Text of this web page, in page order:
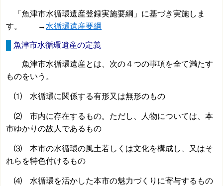
「魚津市水循環遺産登録実施要綱」に基づき実施しま
す。 → 水循環遺産要綱
魚津市水循環遺産の定義
魚津市水循環遺産とは、次の４つの事項を全て満たす
ものをいう。
⑴ 水循環に関係する有形又は無形のもの
⑵ 市内に存在するもの。ただし、人物については、本
市ゆかりの故人であるもの
⑶ 本市の水循環の風土若しくは文化を構成し、又はそ
れらを特色付けるもの
⑷ 水循環を活かした本市の魅力づくりに寄与するもの